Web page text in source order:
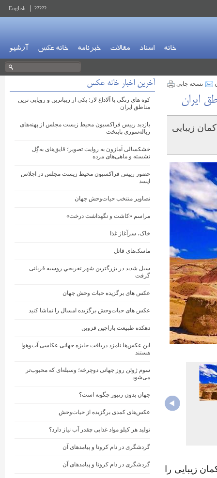
?????
English
خانه اسناد مقالات خبرنامه خانه عکس آرشیو
نسخه چاپی
ایران
زیبایی
زیبایی را
آخرین اخبار خانه عکس
کوه های رنگی یا آلاداغ لار؛ یکی از زیباترین و رویایی ترین
مناطق ایران
بازدید رییس فراکسیون محیط زیست مجلس از پهنه‌های
زباله‌سوزی پایتخت
خشکسالی آمازون به روایت تصویر؛ قایق‌های به‌گِل
نشسته و ماهی‌های مرده
حضور رییس فراکسیون محیط زیست مجلس در اجلاس
اپسد
تصاویر منتخب حیات‌وحش جهان
مراسم «کاشت و نگهداشت درخت»
خاک، سرآغاز غذا
ماسک‌های قاتل
سیل شدید در بزرگترین شهر تفریحیِ روسیه قربانی
گرفت
عکس های برگزیده حیات وحش جهان
عکس های حیات‌وحش برگزیده امسال را تماشا کنید
دهکده طبیعت باراجین قزوین
این عکس‌ها نامزد دریافت جایزه جهانی عکاسی آب‌وهوا
هستند
سوم ژوئن روز جهانی دوچرخه؛ وسیله‌ای که محبوب‌تر
می‌شود
جهان بدون زنبور چگونه است؟
عکس‌های کمدی برگزیده از حیات‌وحش
تولید هر کیلو مواد غذایی چقدر آب نیاز دارد؟
گردشگری در دام کرونا و پیامدهای آن
گردشگری در دام کرونا و پیامدهای آن